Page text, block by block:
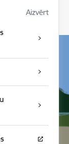
Aizvērt